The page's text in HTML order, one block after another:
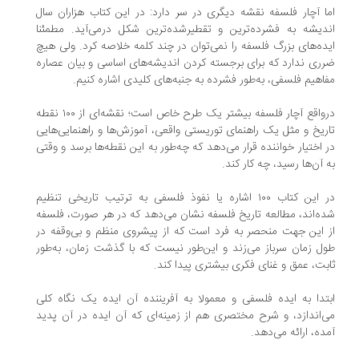
اما آچار فلسفه نقشه دیگری در سر دارد: در این کتاب هزاران سال
اندیشه به فشرده‌ترین و تقطیر‌شده‌ترین شکل درمی‌آید. مطمئنا
ایده‌های بزرگ فلسفه را نمی‌توان در چند کلمه خلاصه کرد. ولی هیچ
ضرری ندارد که برای برجسته کردن اندیشه‌های اساسی و بیان عصاره
مفاهیم فلسفی، به‌طور فشرده به جنبه‌های کلیدی اشاره کنیم.
درواقع آچار فلسفه بیشتر یک طرح خاص است؛ نقشه‌ای از ۱۰۰ نقطه
تاریخ و مثل یک راهنمای توریستی واقعی، آموزش‌ها و راهنمایی‌هایی
در اختیار خواننده قرار می‌دهد که چه‌طور به این نقطه‌ها برسد و وقتی
به آن‌ها رسید، چه کار کند.
در این کتاب ۱۰۰ اشاره یا نفوذ فلسفی به ترتیب تاریخی تنظیم
شده‌اند، مطالعه تاریخ فلسفه نشان می‌دهد که در هر صورت، فلسفه
از این جهت منحصر به فرد است که از پیشروی منظم و بی‌وقفه در
طول زمان سرباز می‌زند و این‌طور نیست که با گذشت زمان، به‌طور
ثابت، عمق و غنای فکری بیشتری پیدا کند.
ابتدا به ایده فلسفی و معمولا به آفریننده آن ایده یک نگاه کلی
می‌اندازد، و شرح مختصری هم از زمینه‌ای که آن ایده در آن پدید
آمده، ارائه می‌دهد.